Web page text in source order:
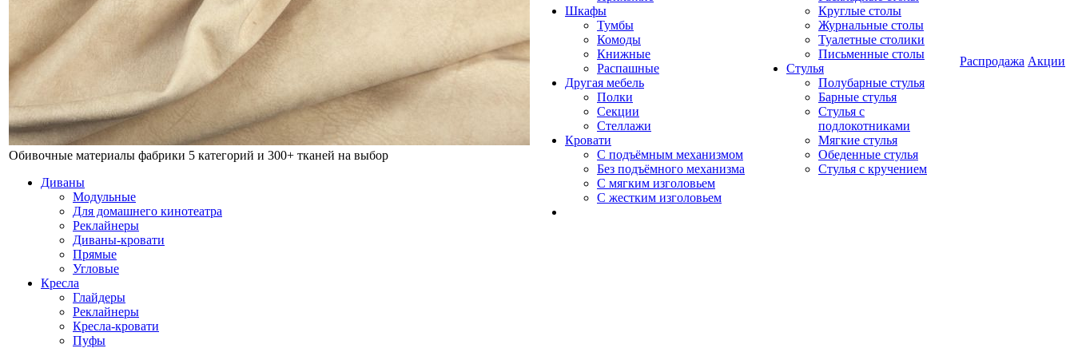
Обивочные материалы фабрики 5 категорий и 300+ тканей на выбор
Диваны
Модульные
Для домашнего кинотеатра
Реклайнеры
Диваны-кровати
Прямые
Угловые
Кресла
Глайдеры
Реклайнеры
Кресла-кровати
Пуфы
Шкафы
Тумбы
Комоды
Книжные
Распашные
Другая мебель
Полки
Секции
Стеллажи
Кровати
С подъёмным механизмом
Без подъёмного механизма
С мягким изголовьем
С жестким изголовьем
Круглые столы
Журнальные столы
Туалетные столики
Письменные столы
Стулья
Полубарные стулья
Барные стулья
Стулья с
подлокотниками
Мягкие стулья
Обеденные стулья
Стулья с кручением
Распродажа Акции